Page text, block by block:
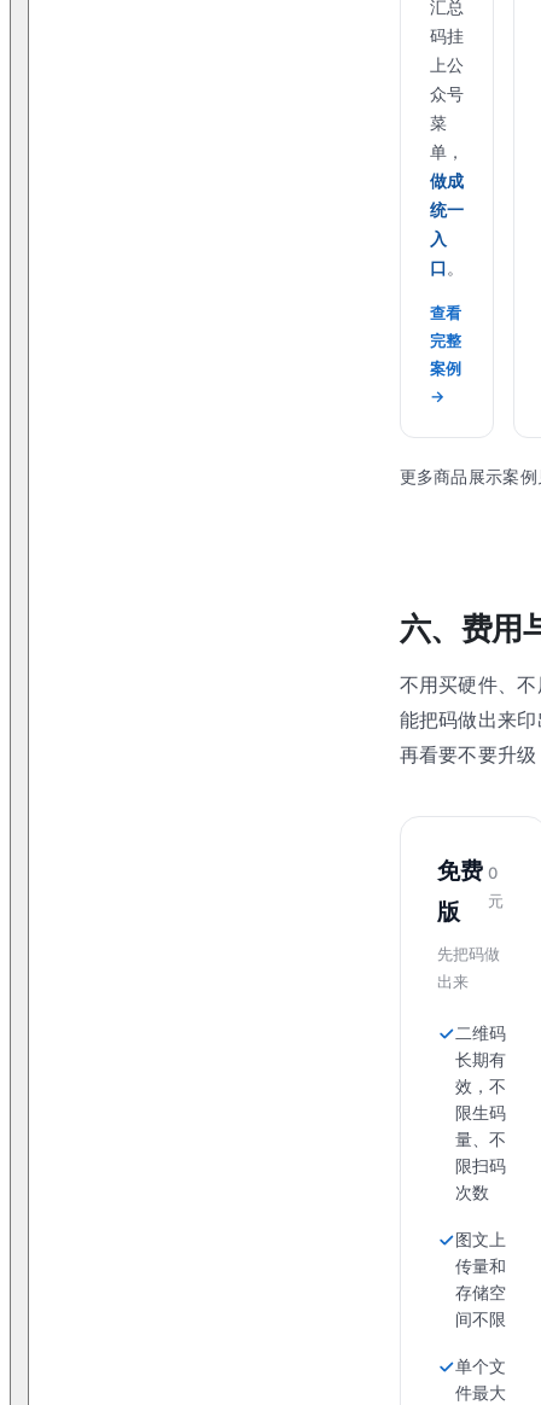
汇总
码挂
上公
众号
菜
单，
做成
统一
入
口。
查看
完整
案例
→
更多商品展示案例
六、费用
不用买硬件、
能把码做出来
再看要不要升
免费
版
0
元
先把码做
出来
二维码
长期有
效，不
限生码
量、不
限扫码
次数
图文上
传量和
存储空
间不限
单个文
件最大